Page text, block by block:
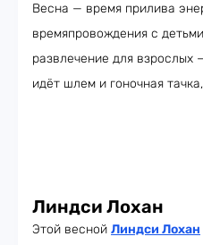
Весна — время прилива
времяпровождения с детьми
развлечение для взрослых
идёт шлем и гоночная
Линдси Лохан
Этой весной Линдси Лохан